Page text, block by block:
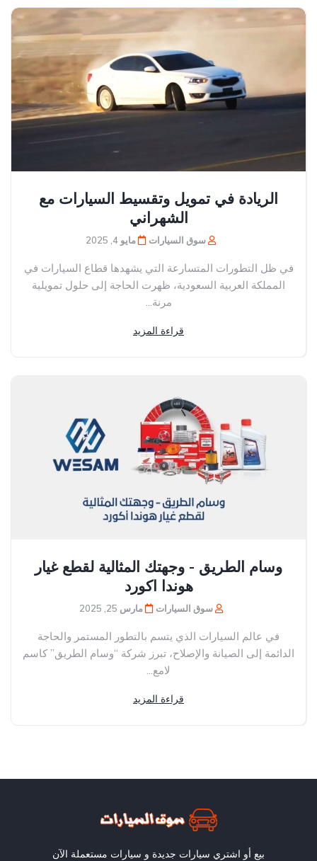
الريادة في تمويل وتقسيط السيارات مع
الشهراني
سوق السيارات مايو 4, 2025
في ظل التطورات المتسارعة التي يشهدها قطاع السيارات في
المملكة العربية السعودية، ظهرت الحاجة إلى حلول تمويلية
مرنة...
قراءة المزيد
وسام الطريق - وجهتك المثالية لقطع غيار
هوندا اكورد
سوق السيارات مارس 25, 2025
في عالم السيارات الذي يتسم بالتطور المستمر والحاجة
الدائمة إلى الصيانة والإصلاح، تبرز شركة “وسام الطريق” كاسم
لامع...
قراءة المزيد
بيع أو اشتري سيارات جديدة و سيارات مستعملة الآن